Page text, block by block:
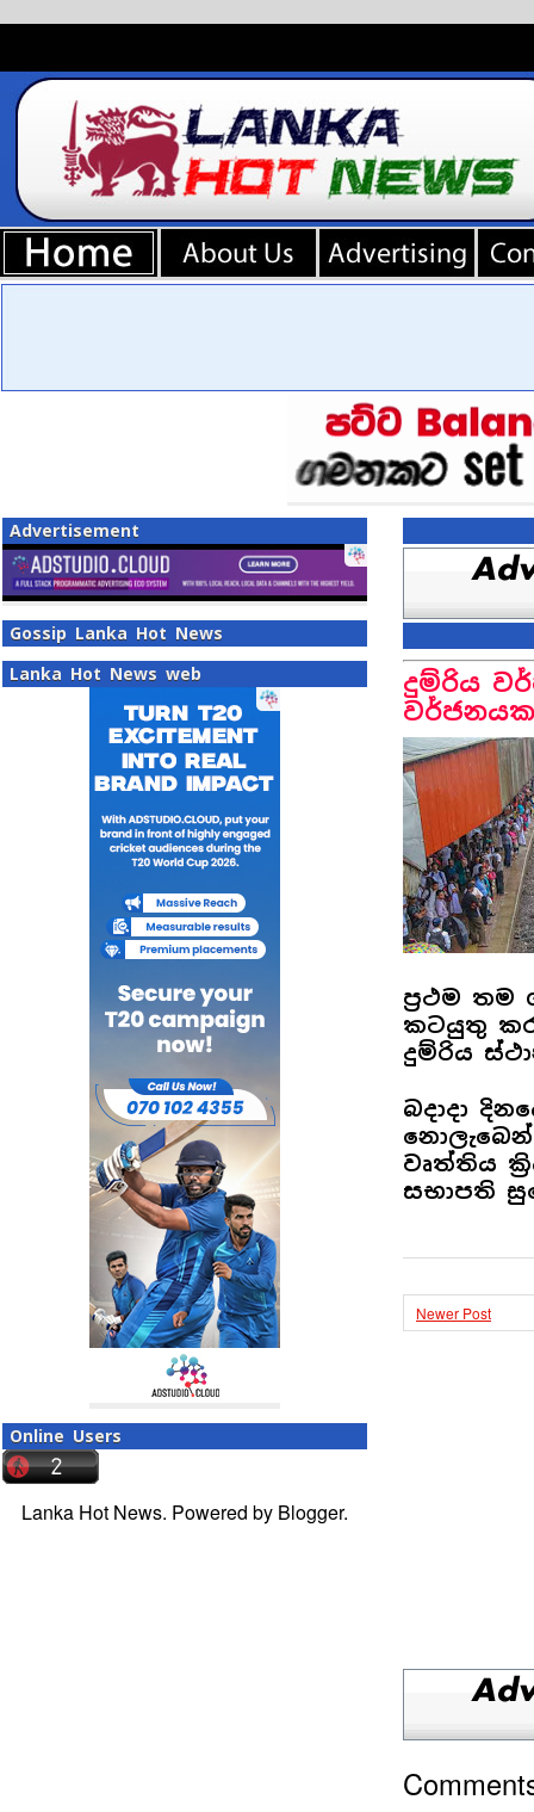
Advertisement
Gossip Lanka Hot News
Lanka Hot News web
Online Users
Lanka Hot News. Powered by Blogger.
දුම්රිය
ප්‍රථම තම
කටයුතු
දුම්රිය
බදාදා
වෘත්තිය
සභාපති
Newer Post